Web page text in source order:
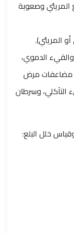
المريئي وصعوبة
المريئي).
الدموي،
مضاعفات مرض
التآكلي، وسرطان
خلل البلع: